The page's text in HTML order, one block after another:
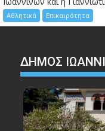
Αθλητικά Επικαιρότητα
ΔΗΜΟΣ